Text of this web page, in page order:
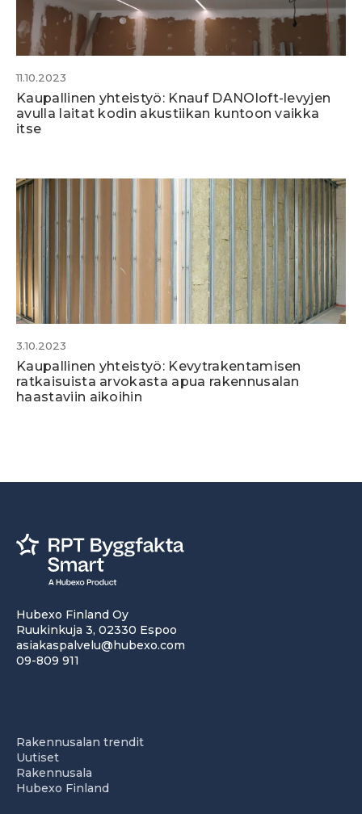
11.10.2023
Kaupallinen yhteistyö: Knauf DANOloft-levyjen
avulla laitat kodin akustiikan kuntoon vaikka
itse
3.10.2023
Kaupallinen yhteistyö: Kevytrakentamisen
ratkaisuista arvokasta apua rakennusalan
haastaviin aikoihin
Hubexo Finland Oy
Ruukinkuja 3, 02330 Espoo
asiakaspalvelu@hubexo.com
09-809 911
Rakennusalan trendit
Uutiset
Rakennusala
Hubexo Finland